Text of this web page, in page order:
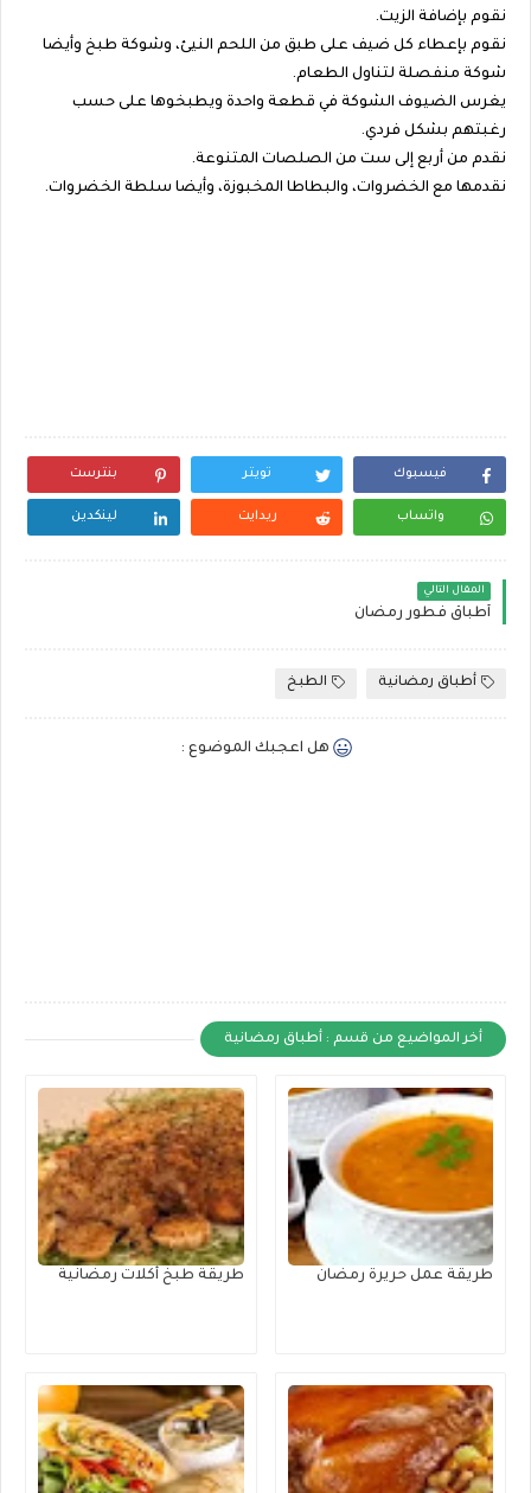
نقوم بإضافة الزيت.
نقوم بإعطاء كل ضيف على طبق من اللحم النيئ، وشوكة طبخ وأيضا
شوكة منفصلة لتناول الطعام.
يغرس الضيوف الشوكة في قطعة واحدة ويطبخوها على حسب
رغبتهم بشكل فردي.
نقدم من أربع إلى ست من الصلصات المتنوعة.
نقدمها مع الخضروات، والبطاطا المخبوزة، وأيضا سلطة الخضروات.
فيسبوك تويتر بنترست
واتساب ريدايت لينكدين
المقال التالي
أطباق فطور رمضان
أطباق رمضانية الطبخ
هل اعجبك الموضوع :
أخر المواضيع من قسم : أطباق رمضانية
طريقة عمل حريرة رمضان طريقة طبخ أكلات رمضانية